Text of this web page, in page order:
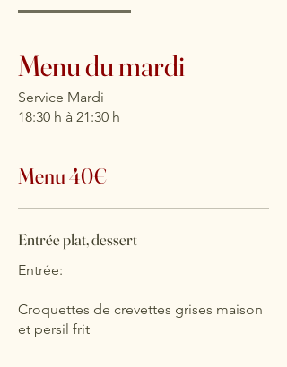
Menu du mardi
Service Mardi
18:30 h à 21:30 h
Menu 40€
Entrée plat, dessert
Entrée:
Croquettes de crevettes grises maison
et persil frit